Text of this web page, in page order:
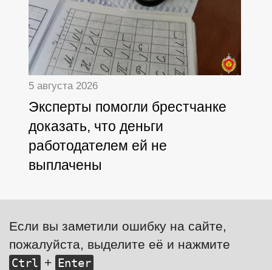
5 августа 2026
Эксперты помогли брестчанке
доказать, что деньги
работодателем ей не
выплачены
Если вы заметили ошибку на сайте,
пожалуйста, выделите её и нажмите
Ctrl + Enter